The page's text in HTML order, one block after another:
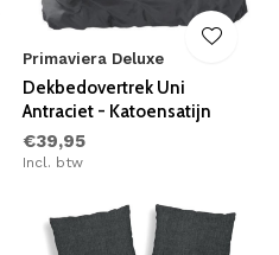
Primaviera Deluxe
Dekbedovertrek Uni
Antraciet - Katoensatijn
€39,95
Incl. btw